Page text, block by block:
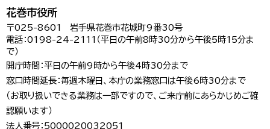
花巻市役所
〒025-8601 岩手県花巻市花城町9番30号
電話：0198-24-2111（平日の午前8時30分から午後5時15分ま
で）
開庁時間：平日の午前9時から午後4時30分まで
窓口時間延長：毎週木曜日、本庁の業務窓口は午後6時30分まで
（お取り扱いできる業務は一部ですので、ご来庁前にあらかじめご確
認願います）
法人番号：5000020032051